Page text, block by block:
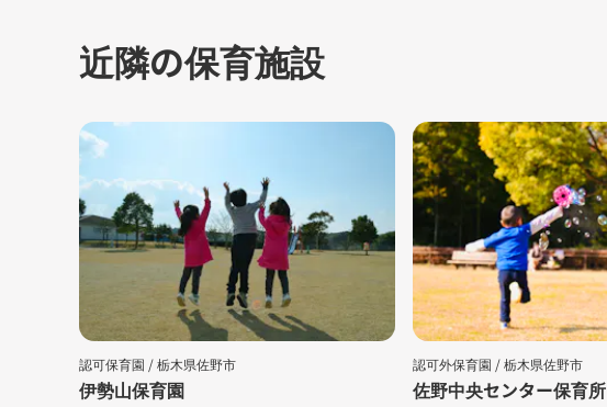
近隣の保育施設
認可保育園 /栃木県佐野市
伊勢山保育園
認可外保育園 /栃木県佐野市
佐野中央センター保育所